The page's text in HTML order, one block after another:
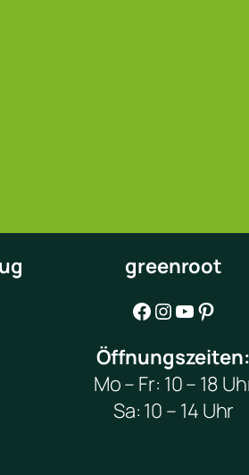
greenroot
Facebook Instagram YouTube Pinterest
Öffnungszeiten:
Mo – Fr: 10 – 18
Sa: 10 – 14 Uhr